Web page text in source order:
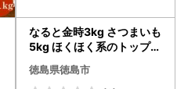
なると金時3kg さつまいも
5kg ほくほく系のトップブ
ランド 農家ソムリエーず
徳島県徳島市